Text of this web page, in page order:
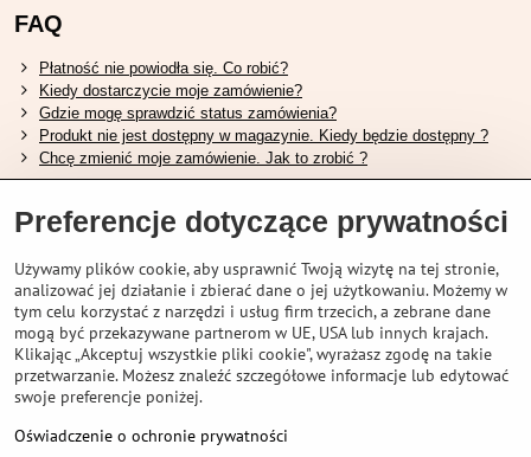
FAQ
Płatność nie powiodła się. Co robić?
Kiedy dostarczycie moje zamówienie?
Gdzie mogę sprawdzić status zamówienia?
Produkt nie jest dostępny w magazynie. Kiedy będzie dostępny ?
Chcę zmienić moje zamówienie. Jak to zrobić ?
Przydatne linki
Tabela rozmiarów butów Shimano.
Jak wybrać odpowiedni widelec amortyzowany.
Jak wybrać odpowiedni rozmiar kasku?
Przewodnik po akumulatorach Shimano.
Zrozumienie opon bezdętkowych Schwalbe
Preferencje dotyczące prywatności
Używamy plików cookie, aby usprawnić Twoją wizytę na tej stronie,
analizować jej działanie i zbierać dane o jej użytkowaniu. Możemy w
tym celu korzystać z narzędzi i usług firm trzecich, a zebrane dane
mogą być przekazywane partnerom w UE, USA lub innych krajach.
Klikając „Akceptuj wszystkie pliki cookie", wyrażasz zgodę na takie
przetwarzanie. Możesz znaleźć szczegółowe informacje lub edytować
swoje preferencje poniżej.
Oświadczenie o ochronie prywatności